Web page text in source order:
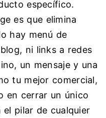
específico.
es que elimina
hay menú de
ni links a redes
un mensaje y una
tu mejor comercial,
en cerrar un único
pilar de cualquier